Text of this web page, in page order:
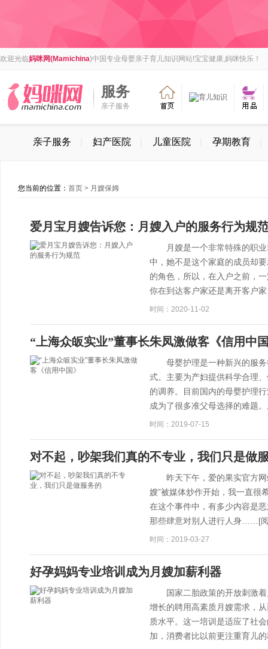
欢迎光临妈咪网(Mamichina)中国专业母婴亲子育儿知识网站!宝宝健康,妈咪快乐！
服务
亲子服务
亲子服务 妇产医院 儿童医院 孕期教育
您当前的位置： 首页 > 月嫂保姆
爱月宝月嫂告诉您：月嫂入户的服务行为规
月嫂是一个非常特殊的职业
中，她不是这个家庭的成员却
的角色，所以，在入户之前
你在到达客户家还是离开客户
时间：2020-11-02
“上海众皈实业”董事长朱凤激做客《信用中
母婴护理是一种新兴的服务
式。主要为产妇提供科学合理
的调养。目前国内的母婴护理
成为了很多准父母选择的难题
时间：2019-07-15
对不起，吵架我们真的不专业，我们只是做
昨天下午，爱的果实官方网
嫂”被媒体炒作开始，我一直很
在这个事件中，有多少内容是
那些肆意对别人进行人身…… [
时间：2019-03-27
好孕妈妈专业培训成为月嫂加薪利器
国家二胎政策的开放刺激着
增长的聘用高素质月嫂需求，
质水平。这一培训是适应了社
加，消费者比以前更注重育儿